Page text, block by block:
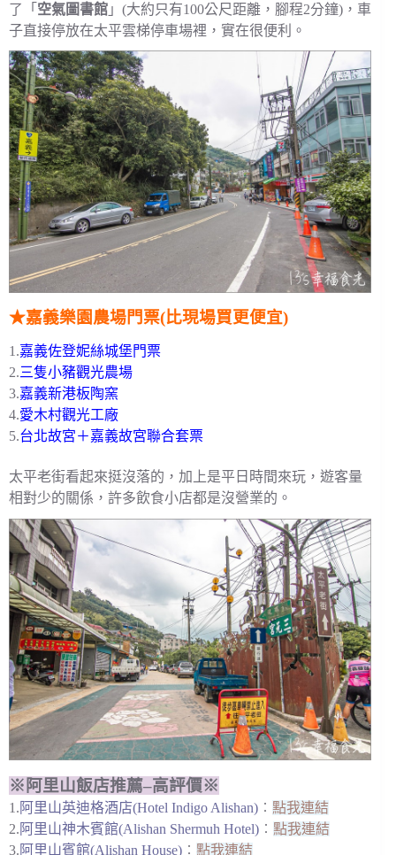
了「 空氣圖書館 」(大約只有100公尺距離，腳程2分鐘)，車
子直接停放在太平雲梯停車場裡，實在很便利。
★嘉義樂園農場門票(比現場買更便宜)
1.嘉義佐登妮絲城堡門票
2.三隻小豬觀光農場
3.嘉義新港板陶窯
4.愛木村觀光工廠
5.台北故宮＋嘉義故宮聯合套票
太平老街看起來挺沒落的，加上是平日時間來玩，遊客量
相對少的關係，許多飲食小店都是沒營業的。
※阿里山飯店推薦–高評價※
1. 阿里山英迪格酒店(Hotel Indigo Alishan) ︰ 點我連結
2. 阿里山神木賓館(Alishan Shermuh Hotel) ︰ 點我連結
3. 阿里山賓館(Alishan House) ︰ 點我連結